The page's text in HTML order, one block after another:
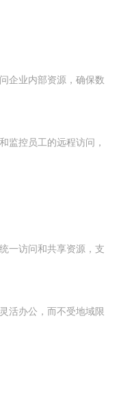
企业内部资源，确保数
监控员工的远程访问，
一访问和共享资源，支
活办公，而不受地域限